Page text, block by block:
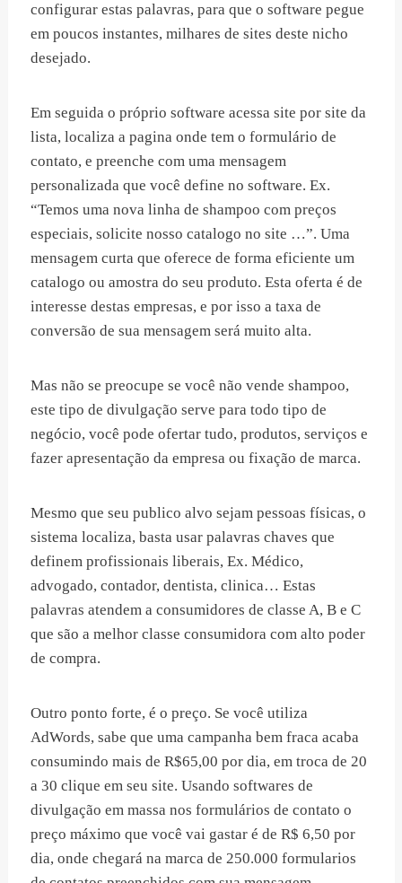
configurar estas palavras, para que o software pegue
em poucos instantes, milhares de sites deste nicho
desejado.
Em seguida o próprio software acessa site por site da
lista, localiza a pagina onde tem o formulário de
contato, e preenche com uma mensagem
personalizada que você define no software. Ex.
“Temos uma nova linha de shampoo com preços
especiais, solicite nosso catalogo no site …”. Uma
mensagem curta que oferece de forma eficiente um
catalogo ou amostra do seu produto. Esta oferta é de
interesse destas empresas, e por isso a taxa de
conversão de sua mensagem será muito alta.
Mas não se preocupe se você não vende shampoo,
este tipo de divulgação serve para todo tipo de
negócio, você pode ofertar tudo, produtos, serviços e
fazer apresentação da empresa ou fixação de marca.
Mesmo que seu publico alvo sejam pessoas físicas, o
sistema localiza, basta usar palavras chaves que
definem profissionais liberais, Ex. Médico,
advogado, contador, dentista, clinica… Estas
palavras atendem a consumidores de classe A, B e C
que são a melhor classe consumidora com alto poder
de compra.
Outro ponto forte, é o preço. Se você utiliza
AdWords, sabe que uma campanha bem fraca acaba
consumindo mais de R$65,00 por dia, em troca de 20
a 30 clique em seu site. Usando softwares de
divulgação em massa nos formulários de contato o
preço máximo que você vai gastar é de R$ 6,50 por
dia, onde chegará na marca de 250.000 formularios